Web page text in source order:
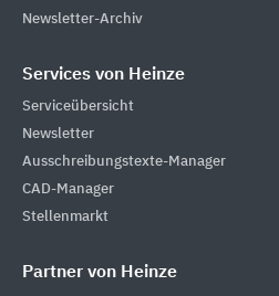
Newsletter-Archiv
Services von Heinze
Serviceübersicht
Newsletter
Ausschreibungstexte-Manager
CAD-Manager
Stellenmarkt
Partner von Heinze